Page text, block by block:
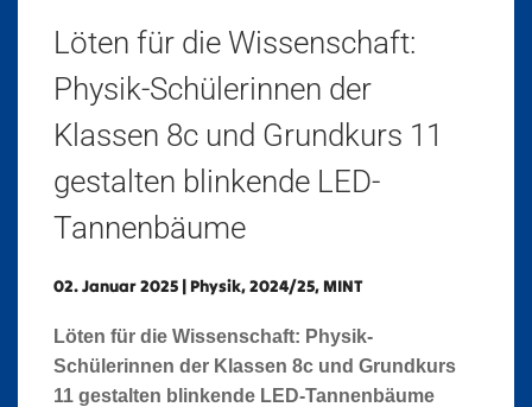
Löten für die Wissenschaft:
Physik-Schülerinnen der
Klassen 8c und Grundkurs 11
gestalten blinkende LED-
Tannenbäume
02. Januar 2025 | Physik,2024/25, MINT
Löten für die Wissenschaft: Physik-
Schülerinnen der Klassen 8c und Grundkurs
11 gestalten blinkende LED-Tannenbäume